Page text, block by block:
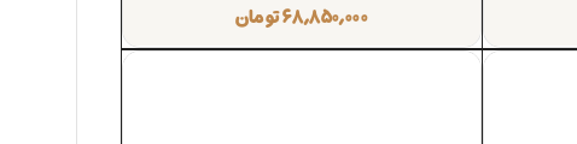
۶۸,۸۵۰,۰۰۰تومان